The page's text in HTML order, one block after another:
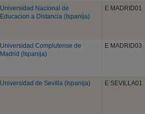
Universidad Nacional de
Educacion a Distancia (Ispanija)
E MADRID01
Universidad Complutense de
Madrid (Ispanija)
E MADRID03
Universidad de Sevilla (Ispanija) E SEVILLA01